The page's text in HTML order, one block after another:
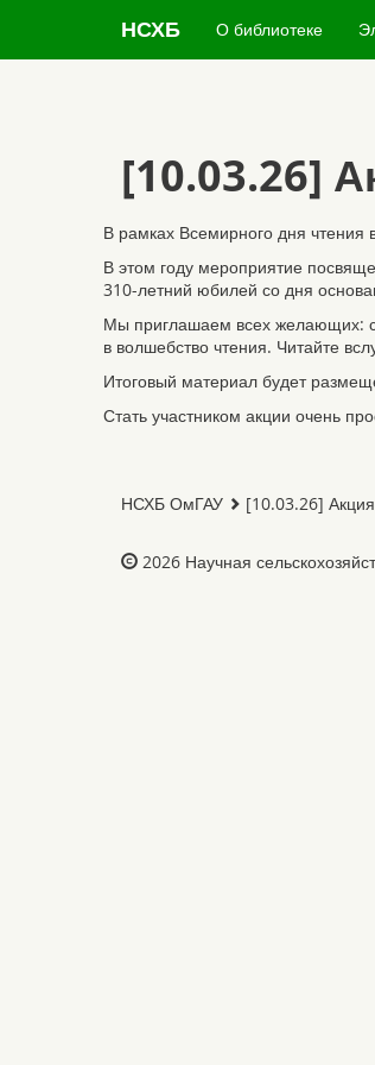
НСХБ О библиотеке
[10.03.26]
В рамках Всемирного дня чтения
В этом году мероприятие
310-летний юбилей со дня
Мы приглашаем всех желающих:
в волшебство чтения. Читайте
Итоговый материал будет
Стать участником акции очень
НСХБ ОмГАУ [10.03.26] Акция
2026 Научная